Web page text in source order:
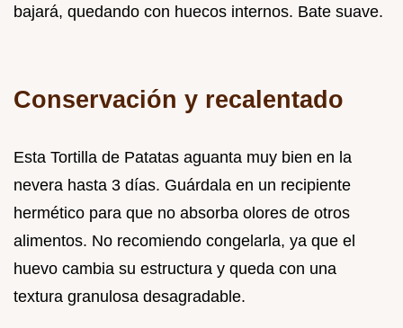
bajará, quedando con huecos internos. Bate suave.
Conservación y recalentado
Esta Tortilla de Patatas aguanta muy bien en la
nevera hasta 3 días. Guárdala en un recipiente
hermético para que no absorba olores de otros
alimentos. No recomiendo congelarla, ya que el
huevo cambia su estructura y queda con una
textura granulosa desagradable.